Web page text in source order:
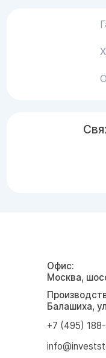
Офис:
Москва,
Балашиха,
+7 (495)